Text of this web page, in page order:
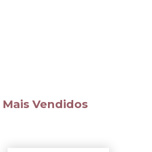
Mais Vendidos